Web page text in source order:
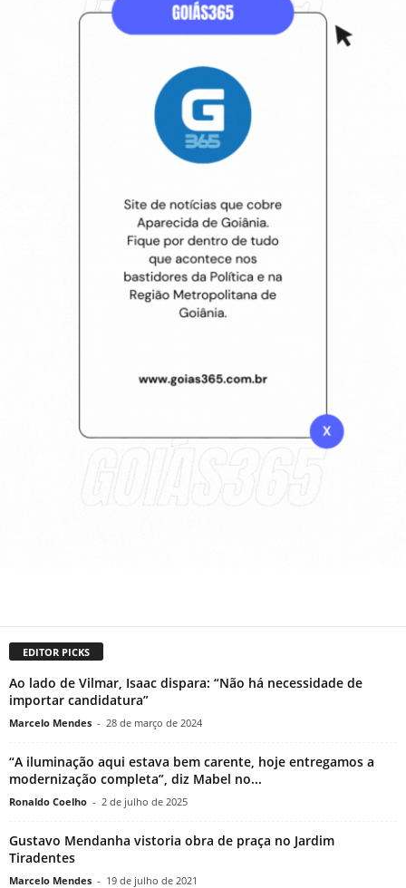
EDITOR PICKS
Ao lado de Vilmar, Isaac dispara: “Não há necessidade de
importar candidatura”
Marcelo Mendes - 28 de março de 2024
“A iluminação aqui estava bem carente, hoje entregamos a
modernização completa”, diz Mabel no...
Ronaldo Coelho - 2 de julho de 2025
Gustavo Mendanha vistoria obra de praça no Jardim
Tiradentes
Marcelo Mendes - 19 de julho de 2021